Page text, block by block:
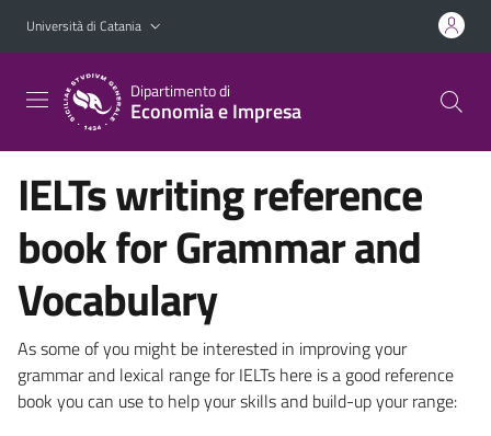
Vai al contenuto principale
Vai al menu di navigazione
Università di Catania
Dipartimento di
Economia e Impresa
IELTs writing reference
book for Grammar and
Vocabulary
As some of you might be interested in improving your
grammar and lexical range for IELTs here is a good reference
book you can use to help your skills and build-up your range: